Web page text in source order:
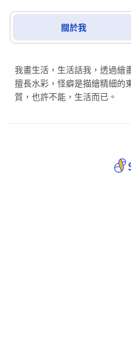
關於我
我畫生活，生活話我，透過繪
擅長水彩，怪癖是描繪精細的
質，也許不能，生活而已。